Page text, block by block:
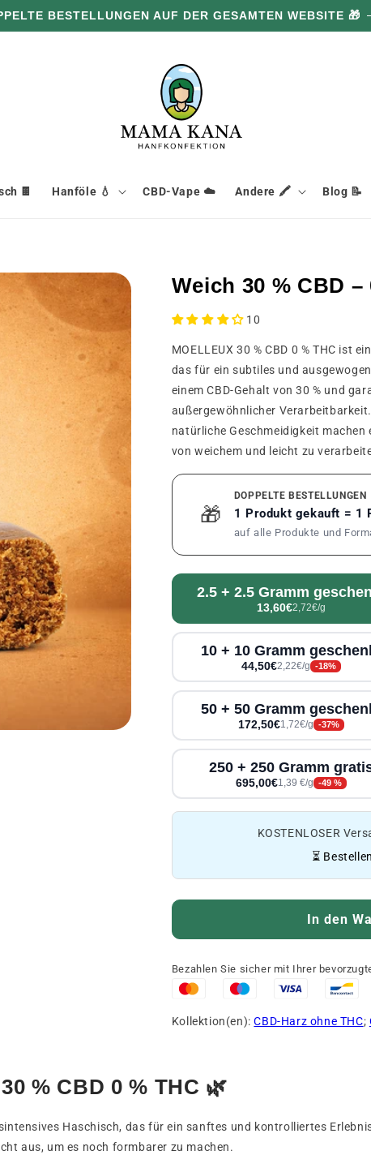
BESTELLUNGEN AUF DER GESAMTEN WEBSITE 🎁
🍫 Hanföle 💧 CBD-Vape ☁️ Andere 🖍️ Blog 📝
Weich 30 % CBD –
10
MOELLEUX 30 % CBD 0 % THC ist
das für ein subtiles und
einem CBD-Gehalt von 30 % und
außergewöhnlicher
natürliche Geschmeidigkeit
von weichem und leicht zu
🎁
DOPPELTE BESTELLUNGEN
1 Produkt gekauft = 1
auf alle Produkte und
2.5 + 2.5 Gramm
13,60€2,72€/g
10 + 10 Gramm
44,50€2,22€/g -18%
50 + 50 Gramm
172,50€1,72€/g -37%
250 + 250 Gramm
695,00€1,39 €/g -49 %
KOSTENLOSER
⏳
In den
Bezahlen Sie sicher mit Ihrer
Kollektion(en):CBD-Harz ohne THC;
% CBD 0 % THC 🌿
Haschisch, das für ein sanftes und kontrolliertes
aus, um es noch formbarer zu machen.